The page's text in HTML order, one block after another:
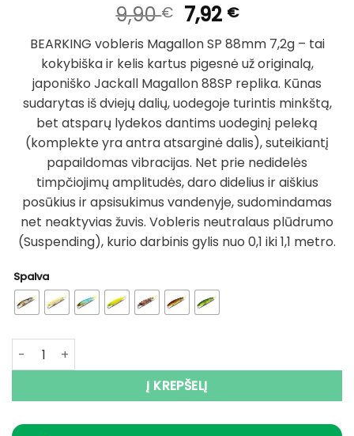
9,90€ Original
price
was:
9,90 €.
7,92 €Current
price
is:
7,92 €.
BEARKING vobleris Magallon SP 88mm 7,2g – tai
kokybiška ir kelis kartus pigesnė už originalą,
japoniško Jackall Magallon 88SP replika. Kūnas
sudarytas iš dviejų dalių, uodegoje turintis minkštą,
bet atsparų lydekos dantims uodeginį peleką
(komplekte yra antra atsarginė dalis), suteikiantį
papaildomas vibracijas. Net prie nedidelės
timpčiojimų amplitudės, daro didelius ir aiškius
posūkius ir apsisukimus vandenyje, sudomindamas
net neaktyvias žuvis. Vobleris neutralaus plūdrumo
(Suspending), kurio darbinis gylis nuo 0,1 iki 1,1 metro.
Spalva
produkto kiekis: Super Kaina 7eur Vobleris BEARKING Tiny
Į KREPŠELĮ